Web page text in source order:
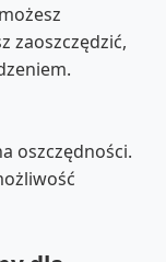
możesz
zaoszczędzić,
oszczędności.